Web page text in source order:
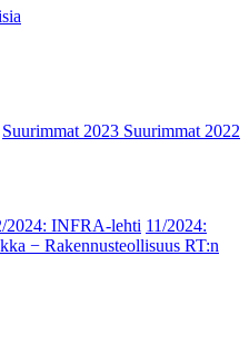
Suurimmat 2023 Suurimmat 2022
2024: INFRA-lehti 11/2024:
− Rakennusteollisuus RT:n